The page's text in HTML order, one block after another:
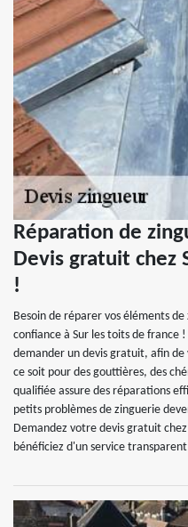
Réparation de
Devis gratuit chez
!
Besoin de réparer vos éléments
confiance à Sur les toits de france
demander un devis gratuit, afin de
ce soit pour des gouttières, des
qualifiée assure des réparations
petits problèmes de zinguerie
Demandez votre devis gratuit
bénéficiez d'un service